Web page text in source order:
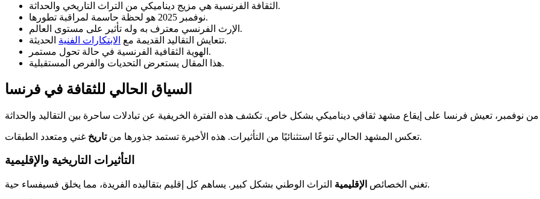
الثقافة الفرنسية هي مزيج ديناميكي من التراث التاريخي والحداثة.
نوفمبر 2025 هو لحظة حاسمة لمراقبة تطورها.
الإرث الفرنسي معترف به وله تأثير على مستوى العالم.
تتعايش التقاليد القديمة مع الابتكارات الفنية
الحديثة.
الهوية الثقافية الفرنسية في حالة تحول مستمر.
هذا المقال يستعرض التحديات والفرص المستقبلية.
السياق الحالي للثقافة في فرنسا
تعكس المشهد الحالي تنوعًا استثنائيًا من التأثيرات. هذه الأخيرة تستمد جذورها منتاريخ غني ومتعدد الطبقات.
التأثيرات التاريخية والإقليمية
تغني الخصائص الإقليمية التراث الوطني بشكل كبير. يساهم كل إقليم بتقاليده الفريدة، مما يخلق فسيفساء حية.